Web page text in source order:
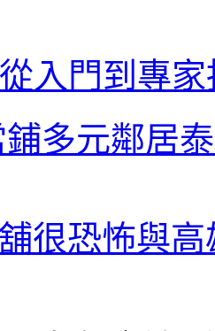
入門到專家
多元鄰居
很恐怖與